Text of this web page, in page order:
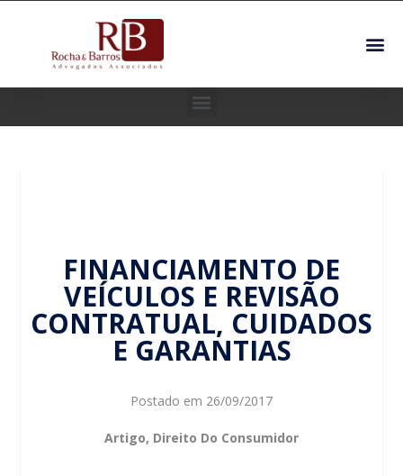
FINANCIAMENTO DE
VEÍCULOS E REVISÃO
CONTRATUAL, CUIDADOS
E GARANTIAS
Postado em 26/09/2017
Artigo, Direito Do Consumidor